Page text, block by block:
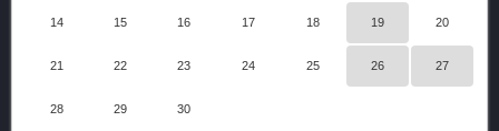
14 15 16 17 18 19 20
21 22 23 24 25 26 27
28 29 30